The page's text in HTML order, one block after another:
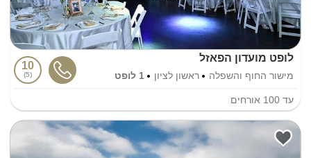
לופט מועדון הפאזל
מישור החוף והשפלה ראשון לציון 1 לופט
10
5
עד 100 אורחים